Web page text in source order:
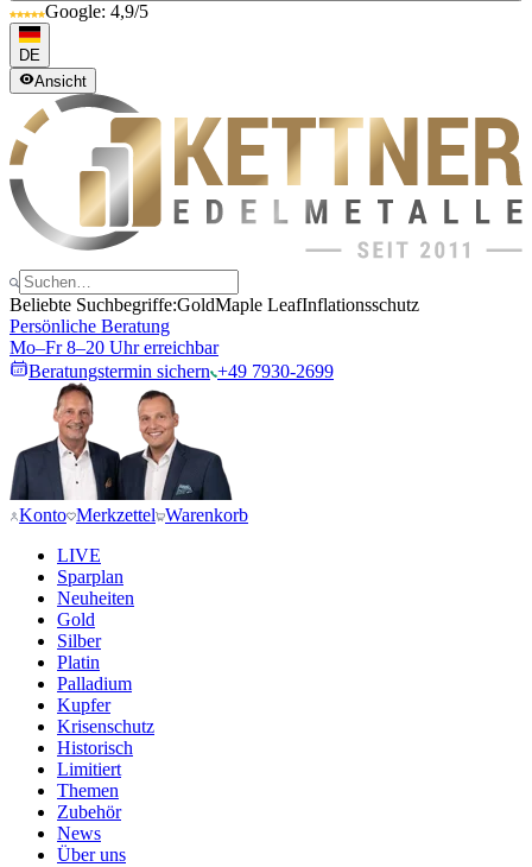
Google: 4,9/5
DE
Ansicht
Beliebte Suchbegriffe:GoldMaple LeafInflationsschutz
Persönliche Beratung
Mo–Fr 8–20 Uhr erreichbar
Beratungstermin sichern +49 7930-2699
Konto Merkzettel Warenkorb
LIVE
Sparplan
Neuheiten
Gold
Silber
Platin
Palladium
Kupfer
Krisenschutz
Historisch
Limitiert
Themen
Zubehör
News
Über uns